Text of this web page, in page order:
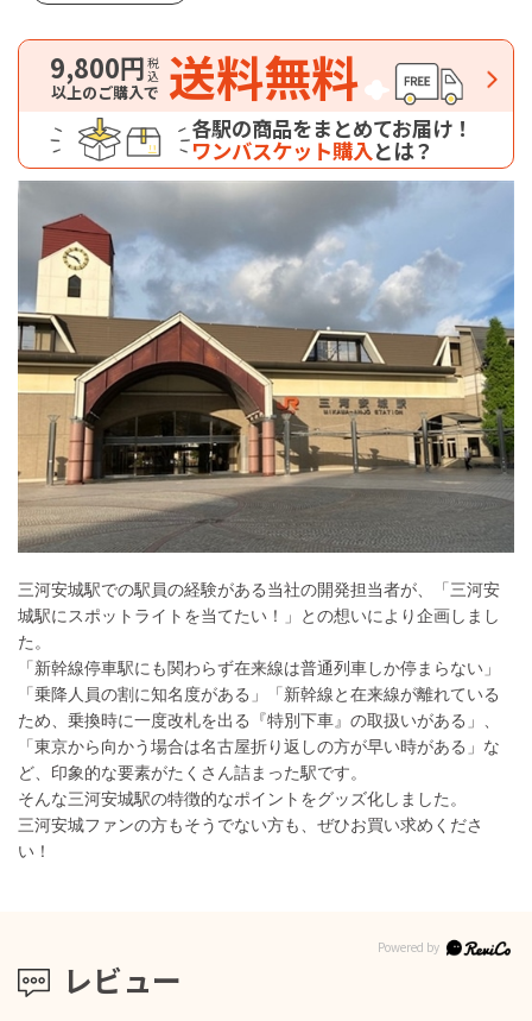
三河安城駅での駅員の経験がある当社の開発担当者が、「三河安
城駅にスポットライトを当てたい！」との想いにより企画しまし
た。
「新幹線停車駅にも関わらず在来線は普通列車しか停まらない」
「乗降人員の割に知名度がある」「新幹線と在来線が離れている
ため、乗換時に一度改札を出る『特別下車』の取扱いがある」、
「東京から向かう場合は名古屋折り返しの方が早い時がある」な
ど、印象的な要素がたくさん詰まった駅です。
そんな三河安城駅の特徴的なポイントをグッズ化しました。
三河安城ファンの方もそうでない方も、ぜひお買い求めくださ
い！
レビュー
9,800円税込
以上のご購入で 送料無料
各駅の商品をまとめてお届け！
ワンバスケット購入とは？